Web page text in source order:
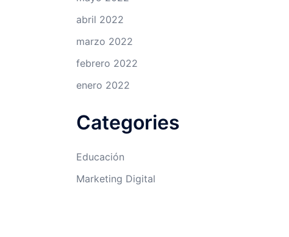
abril 2022
marzo 2022
febrero 2022
enero 2022
Categories
Educación
Marketing Digital